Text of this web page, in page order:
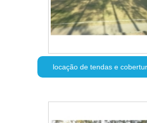
locação de tendas e